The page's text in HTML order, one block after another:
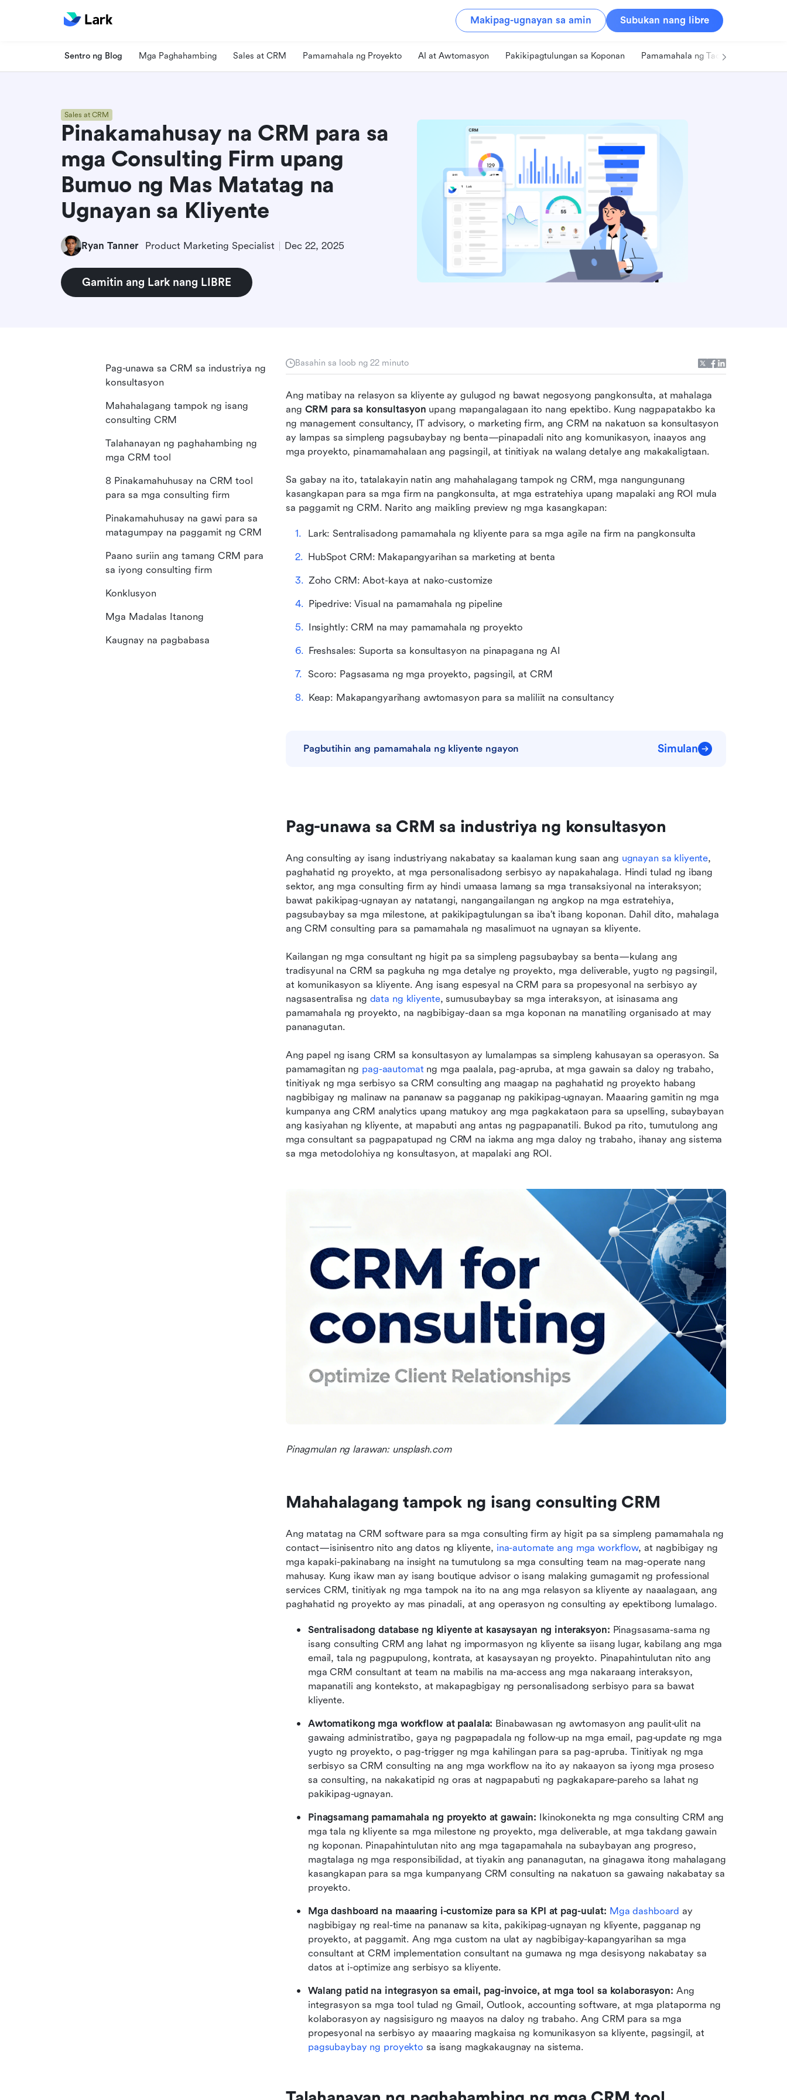
Makipag-ugnayan sa amin Subukan nang libre
Sentro ng Blog Mga Paghahambing Sales at CRM Pamamahala ng Proyekto AI at Awtomasyon Pakikipagtulungan sa Koponan Pamamahala ng Tao
Sales at CRM
Pinakamahusay na CRM para sa
mga Consulting Firm upang
Bumuo ng Mas Matatag na
Ugnayan sa Kliyente
Ryan Tanner Product Marketing Specialist Dec 22, 2025
Gamitin ang Lark nang LIBRE
Basahin sa loob ng 22 minuto
Ang matibay na relasyon sa kliyente ay gulugod ng bawat negosyong pangkonsulta, at mahalaga
ang CRM para sa konsultasyon upang mapangalagaan ito nang epektibo. Kung nagpapatakbo ka
ng management consultancy, IT advisory, o marketing firm, ang CRM na nakatuon sa konsultasyon
ay lampas sa simpleng pagsubaybay ng benta—pinapadali nito ang komunikasyon, inaayos ang
mga proyekto, pinamamahalaan ang pagsingil, at tinitiyak na walang detalye ang makakaligtaan.
Sa gabay na ito, tatalakayin natin ang mahahalagang tampok ng CRM, mga nangungunang
kasangkapan para sa mga firm na pangkonsulta, at mga estratehiya upang mapalaki ang ROI mula
sa paggamit ng CRM. Narito ang maikling preview ng mga kasangkapan:
Lark: Sentralisadong pamamahala ng kliyente para sa mga agile na firm na pangkonsulta
HubSpot CRM: Makapangyarihan sa marketing at benta
Zoho CRM: Abot-kaya at nako-customize
Pipedrive: Visual na pamamahala ng pipeline
Insightly: CRM na may pamamahala ng proyekto
Freshsales: Suporta sa konsultasyon na pinapagana ng AI
Scoro: Pagsasama ng mga proyekto, pagsingil, at CRM
Keap: Makapangyarihang awtomasyon para sa maliliit na consultancy
Pagbutihin ang pamamahala ng kliyente ngayon Simulan
Pag-unawa sa CRM sa industriya ng konsultasyon
Ang consulting ay isang industriyang nakabatay sa kaalaman kung saan ang ugnayan sa kliyente,
paghahatid ng proyekto, at mga personalisadong serbisyo ay napakahalaga. Hindi tulad ng ibang
sektor, ang mga consulting firm ay hindi umaasa lamang sa mga transaksiyonal na interaksyon;
bawat pakikipag-ugnayan ay natatangi, nangangailangan ng angkop na mga estratehiya,
pagsubaybay sa mga milestone, at pakikipagtulungan sa iba’t ibang koponan. Dahil dito, mahalaga
ang CRM consulting para sa pamamahala ng masalimuot na ugnayan sa kliyente.
Kailangan ng mga consultant ng higit pa sa simpleng pagsubaybay sa benta—kulang ang
tradisyunal na CRM sa pagkuha ng mga detalye ng proyekto, mga deliverable, yugto ng pagsingil,
at komunikasyon sa kliyente. Ang isang espesyal na CRM para sa propesyonal na serbisyo ay
nagsasentralisa ng data ng kliyente, sumusubaybay sa mga interaksyon, at isinasama ang
pamamahala ng proyekto, na nagbibigay-daan sa mga koponan na manatiling organisado at may
pananagutan.
Ang papel ng isang CRM sa konsultasyon ay lumalampas sa simpleng kahusayan sa operasyon. Sa
pamamagitan ng pag-aautomat ng mga paalala, pag-apruba, at mga gawain sa daloy ng trabaho,
tinitiyak ng mga serbisyo sa CRM consulting ang maagap na paghahatid ng proyekto habang
nagbibigay ng malinaw na pananaw sa pagganap ng pakikipag-ugnayan. Maaaring gamitin ng mga
kumpanya ang CRM analytics upang matukoy ang mga pagkakataon para sa upselling, subaybayan
ang kasiyahan ng kliyente, at mapabuti ang antas ng pagpapanatili. Bukod pa rito, tumutulong ang
mga consultant sa pagpapatupad ng CRM na iakma ang mga daloy ng trabaho, ihanay ang sistema
sa mga metodolohiya ng konsultasyon, at mapalaki ang ROI.
Pinagmulan ng larawan: unsplash.com
Mahahalagang tampok ng isang consulting CRM
Ang matatag na CRM software para sa mga consulting firm ay higit pa sa simpleng pamamahala ng
contact—isinisentro nito ang datos ng kliyente, ina-automate ang mga workflow, at nagbibigay ng
mga kapaki-pakinabang na insight na tumutulong sa mga consulting team na mag-operate nang
mahusay. Kung ikaw man ay isang boutique advisor o isang malaking gumagamit ng professional
services CRM, tinitiyak ng mga tampok na ito na ang mga relasyon sa kliyente ay naaalagaan, ang
paghahatid ng proyekto ay mas pinadali, at ang operasyon ng consulting ay epektibong lumalago.
Sentralisadong database ng kliyente at kasaysayan ng interaksyon: Pinagsasama-sama ng
isang consulting CRM ang lahat ng impormasyon ng kliyente sa iisang lugar, kabilang ang mga
email, tala ng pagpupulong, kontrata, at kasaysayan ng proyekto. Pinapahintulutan nito ang
mga CRM consultant at team na mabilis na ma-access ang mga nakaraang interaksyon,
mapanatili ang konteksto, at makapagbigay ng personalisadong serbisyo para sa bawat
kliyente.
Awtomatikong mga workflow at paalala: Binabawasan ng awtomasyon ang paulit-ulit na
gawaing administratibo, gaya ng pagpapadala ng follow-up na mga email, pag-update ng mga
yugto ng proyekto, o pag-trigger ng mga kahilingan para sa pag-apruba. Tinitiyak ng mga
serbisyo sa CRM consulting na ang mga workflow na ito ay nakaayon sa iyong mga proseso
sa consulting, na nakakatipid ng oras at nagpapabuti ng pagkakapare-pareho sa lahat ng
pakikipag-ugnayan.
Pinagsamang pamamahala ng proyekto at gawain: Ikinokonekta ng mga consulting CRM ang
mga tala ng kliyente sa mga milestone ng proyekto, mga deliverable, at mga takdang gawain
ng koponan. Pinapahintulutan nito ang mga tagapamahala na subaybayan ang progreso,
magtalaga ng mga responsibilidad, at tiyakin ang pananagutan, na ginagawa itong mahalagang
kasangkapan para sa mga kumpanyang CRM consulting na nakatuon sa gawaing nakabatay sa
proyekto.
Mga dashboard na maaaring i-customize para sa KPI at pag-uulat: Mga dashboard ay
nagbibigay ng real-time na pananaw sa kita, pakikipag-ugnayan ng kliyente, pagganap ng
proyekto, at paggamit. Ang mga custom na ulat ay nagbibigay-kapangyarihan sa mga
consultant at CRM implementation consultant na gumawa ng mga desisyong nakabatay sa
datos at i-optimize ang serbisyo sa kliyente.
Walang patid na integrasyon sa email, pag-invoice, at mga tool sa kolaborasyon: Ang
integrasyon sa mga tool tulad ng Gmail, Outlook, accounting software, at mga plataporma ng
kolaborasyon ay nagsisiguro ng maayos na daloy ng trabaho. Ang CRM para sa mga
propesyonal na serbisyo ay maaaring magkaisa ng komunikasyon sa kliyente, pagsingil, at
pagsubaybay ng proyekto sa isang magkakaugnay na sistema.
Pag-unawa sa CRM sa industriya ng
konsultasyon
Mahahalagang tampok ng isang
consulting CRM
Talahanayan ng paghahambing ng
mga CRM tool
8 Pinakamahuhusay na CRM tool
para sa mga consulting firm
Pinakamahuhusay na gawi para sa
matagumpay na paggamit ng CRM
Paano suriin ang tamang CRM para
sa iyong consulting firm
Konklusyon
Mga Madalas Itanong
Kaugnay na pagbabasa